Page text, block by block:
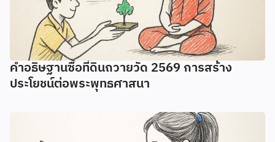
คำอธิษฐานซื้อที่ดินถวายวัด 2569 การสร้าง
ประโยชน์ต่อพระพุทธศาสนา